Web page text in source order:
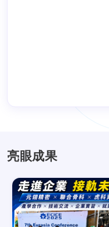
亮眼成果